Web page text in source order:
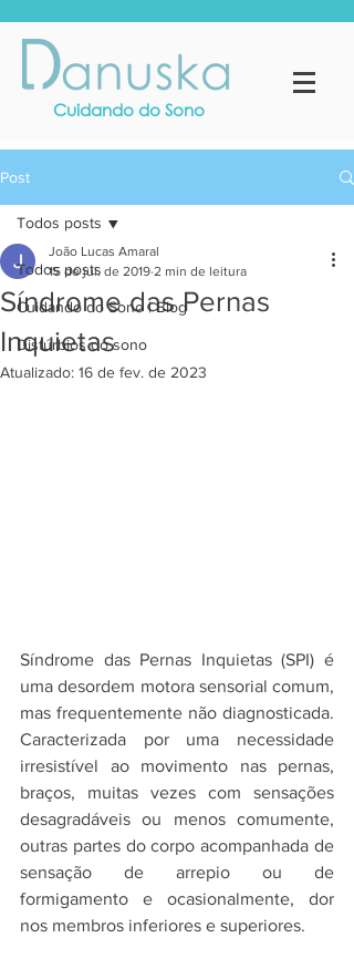
Cuidando do Sono
Post
Todos posts
Cuidando do Sono | Blog
Distúrbios do sono
Todos posts
Síndrome das Pernas
Inquietas
João Lucas Amaral
15 de jul. de 2019 2 min de leitura
Atualizado: 16 de fev. de 2023
Síndrome das Pernas Inquietas (SPI) é
uma desordem motora sensorial comum,
mas frequentemente não diagnosticada.
Caracterizada por uma necessidade
irresistível ao movimento nas pernas,
braços, muitas vezes com sensações
desagradáveis ou menos comumente,
outras partes do corpo acompanhada de
sensação de arrepio ou de
formigamento e ocasionalmente, dor
nos membros inferiores e superiores.